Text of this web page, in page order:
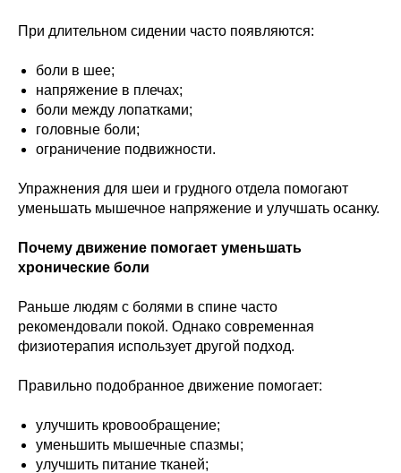
При длительном сидении часто появляются:
боли в шее;
напряжение в плечах;
боли между лопатками;
головные боли;
ограничение подвижности.
Упражнения для шеи и грудного отдела помогают
уменьшать мышечное напряжение и улучшать осанку.
Почему движение помогает уменьшать
хронические боли
Раньше людям с болями в спине часто
рекомендовали покой. Однако современная
физиотерапия использует другой подход.
Правильно подобранное движение помогает:
улучшить кровообращение;
уменьшить мышечные спазмы;
улучшить питание тканей;